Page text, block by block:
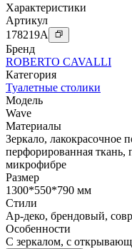
Характеристики
Артикул
178219A
Бренд
ROBERTO CAVALLI
Категория
Туалетные столики
Модель
Wave
Материалы
Зеркало, лакокрасочное
перфорированная ткань,
микрофибре
Размер
1300*550*790 мм
Стили
Ар-деко, брендовый,
Особенности
С зеркалом, с